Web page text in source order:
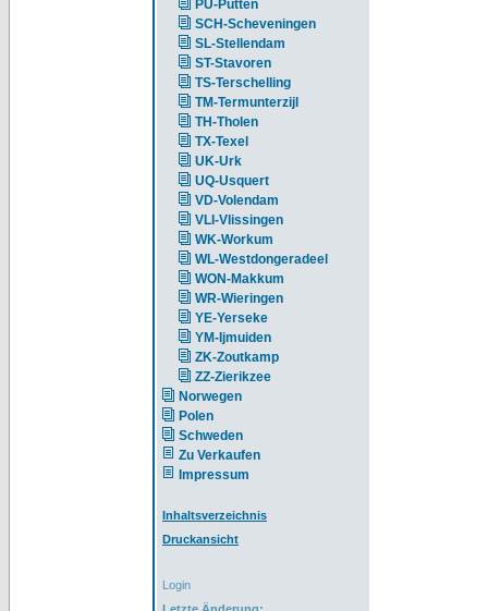
PU-Putten
SCH-Scheveningen
SL-Stellendam
ST-Stavoren
TS-Terschelling
TM-Termunterzijl
TH-Tholen
TX-Texel
UK-Urk
UQ-Usquert
VD-Volendam
VLI-Vlissingen
WK-Workum
WL-Westdongeradeel
WON-Makkum
WR-Wieringen
YE-Yerseke
YM-Ijmuiden
ZK-Zoutkamp
ZZ-Zierikzee
Norwegen
Polen
Schweden
Zu Verkaufen
Impressum
Inhaltsverzeichnis
Druckansicht
Login